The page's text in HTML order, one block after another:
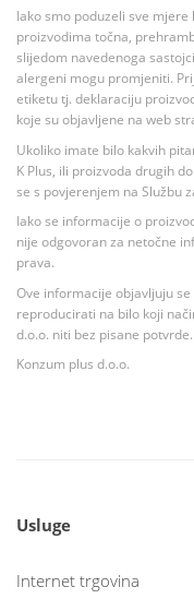
Iako smo poduzeli sve
proizvodima točna,
slijedom navedenoga
alergeni mogu promjeniti.
etiketu tj. deklaraciju
koje su objavljene na web
Ukoliko imate bilo kakvih
K Plus, ili proizvoda drugih
se s povjerenjem na Službu
Iako se informacije o
nije odgovoran za netočne
prava.
Ove informacije objavljuju
reproducirati na bilo koji
d.o.o. niti bez pisane potvrde.
Konzum plus d.o.o.
Usluge
Internet trgovina